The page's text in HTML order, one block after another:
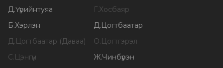
Д.Үүрийнтуяа Г.Хосбаяр
Б.Хэрлэн Д.Цогтбаатар
Д.Цогтбаатар (Даваа) О.Цогтгэрэл
С.Цэнгүүн Ж.Чинбүрэн